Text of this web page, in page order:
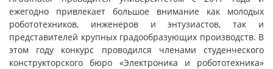
ежегодно привлекает большое внимание как молодых
робототехников, инженеров и энтузиастов, так и
представителей крупных градообразующих производств. В
этом году конкурс проводился членами студенческого
конструкторского бюро «Электроника и робототехника»